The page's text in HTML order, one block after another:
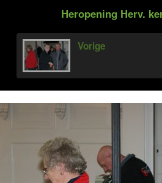
Heropening Herv.
Vorige